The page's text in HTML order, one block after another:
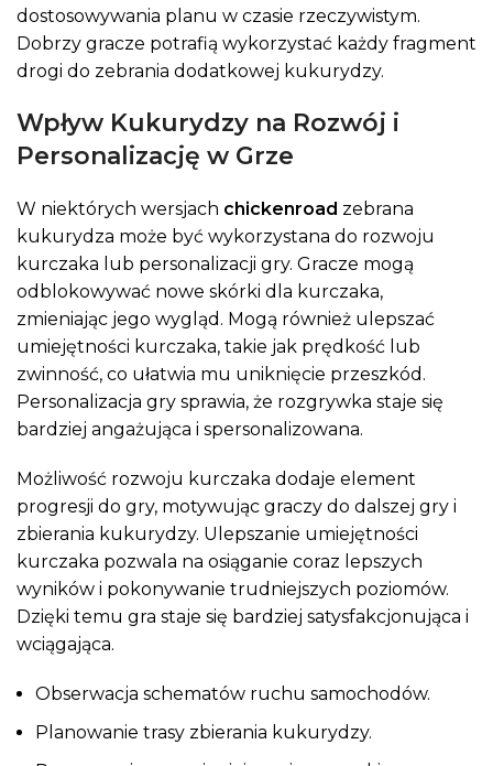
dostosowywania planu w czasie rzeczywistym.
Dobrzy gracze potrafią wykorzystać każdy fragment
drogi do zebrania dodatkowej kukurydzy.
Wpływ Kukurydzy na Rozwój i
Personalizację w Grze
W niektórych wersjach chickenroad zebrana
kukurydza może być wykorzystana do rozwoju
kurczaka lub personalizacji gry. Gracze mogą
odblokowywać nowe skórki dla kurczaka,
zmieniając jego wygląd. Mogą również ulepszać
umiejętności kurczaka, takie jak prędkość lub
zwinność, co ułatwia mu uniknięcie przeszkód.
Personalizacja gry sprawia, że rozgrywka staje się
bardziej angażująca i spersonalizowana.
Możliwość rozwoju kurczaka dodaje element
progresji do gry, motywując graczy do dalszej gry i
zbierania kukurydzy. Ulepszanie umiejętności
kurczaka pozwala na osiąganie coraz lepszych
wyników i pokonywanie trudniejszych poziomów.
Dzięki temu gra staje się bardziej satysfakcjonująca i
wciągająca.
Obserwacja schematów ruchu samochodów.
Planowanie trasy zbierania kukurydzy.